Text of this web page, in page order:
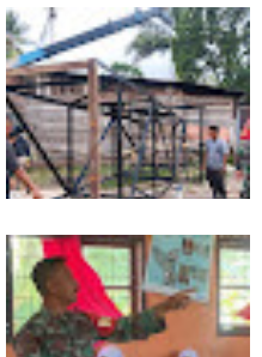
TNI dan Warga Tuntaskan
Jembatan Garuda, Akses
Ekonomi Kian Terbuka
Program TNI AD Manunggal Air
Masuki Tahap Pendirian Tower
Polytank di Simpang Kiri